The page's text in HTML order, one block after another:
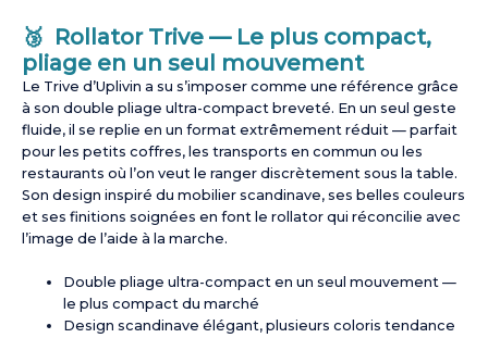
🥉 Rollator Trive — Le plus compact,
pliage en un seul mouvement
Le Trive d’Uplivin a su s’imposer comme une référence grâce
à son double pliage ultra-compact breveté. En un seul geste
fluide, il se replie en un format extrêmement réduit — parfait
pour les petits coffres, les transports en commun ou les
restaurants où l’on veut le ranger discrètement sous la table.
Son design inspiré du mobilier scandinave, ses belles couleurs
et ses finitions soignées en font le rollator qui réconcilie avec
l’image de l’aide à la marche.
Double pliage ultra-compact en un seul mouvement —
le plus compact du marché
Design scandinave élégant, plusieurs coloris tendance